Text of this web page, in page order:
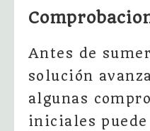
Antes de
solución
algunas
iniciales